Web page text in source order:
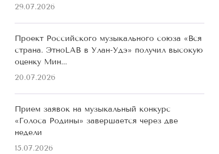
29.07.2026
Проект Российского музыкального союза «Вся
страна. ЭтноLAB в Улан-Удэ» получил высокую
оценку Мин...
20.07.2026
Прием заявок на музыкальный конкурс
«Голоса Родины» завершается через две
недели
15.07.2026